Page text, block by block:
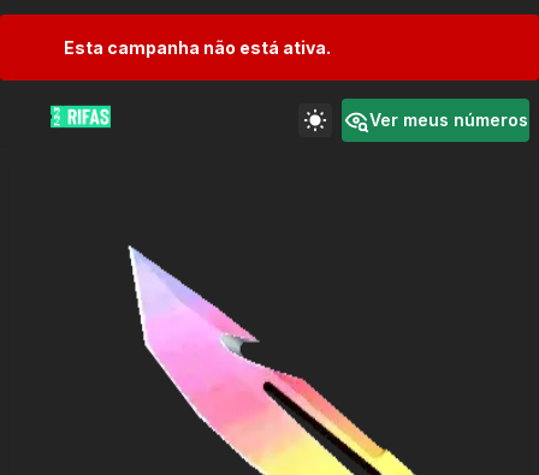
Esta campanha não está ativa.
Ver meus números